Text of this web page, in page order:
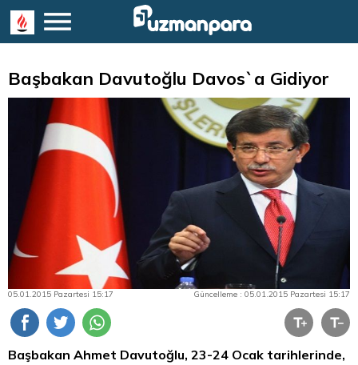
Başbakan Davutoğlu Davos`a Gidiyor
05.01.2015 Pazartesi 15:17 Güncelleme : 05.01.2015 Pazartesi 15:17
Başbakan Ahmet Davutoğlu, 23-24 Ocak tarihlerinde,